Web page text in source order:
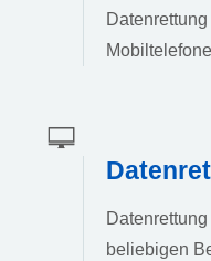
beliebigen